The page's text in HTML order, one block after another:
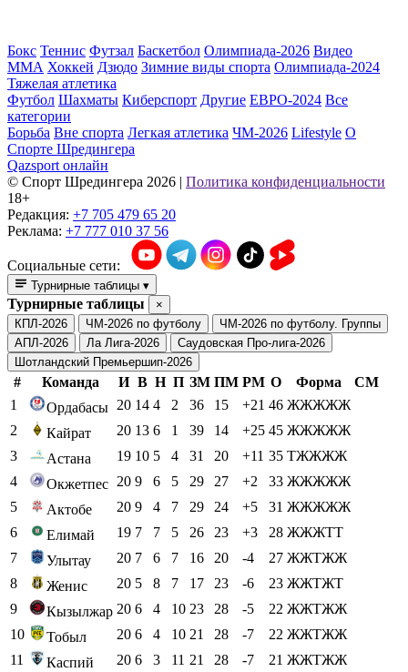
Бокс Теннис Футзал Баскетбол Олимпиада-2026 Видео
ММА Хоккей Дзюдо Зимние виды спорта Олимпиада-2024
Тяжелая атлетика
Футбол Шахматы Киберспорт Другие ЕВРО-2024 Все
категории
Борьба Вне спорта Легкая атлетика ЧМ-2026 Lifestyle О
Спорте Шредингера
Qazsport онлайн
© Cпорт Шредингера 2026 | Политика конфиденциальности
18+
Редакция: +7 705 479 65 20
Реклама: +7 777 010 37 56
Социальные сети:
Турнирные таблицы ▾
Турнирные таблицы
×
КПЛ-2026
ЧМ-2026 по футболу
ЧМ-2026 по футболу. Группы
АПЛ-2026
Ла Лига-2026
Саудовская Про-лига-2026
Шотландский Премьершип-2026
# Команда И В Н П ЗМ ПМ РМ О Форма
СМ
1
Ордабасы 20 14 4 2 36 15 +21 46 ЖЖЖЖЖ
2
Кайрат 20 13 6 1 39 14 +25 45 ЖЖЖЖЖ
3
Астана 19 10 5 4 31 20 +11 35 ТЖЖЖЖ
4
Окжетпес 20 9 6 5 29 27 +2 33 ЖЖЖЖЖ
5
Актобе 20 9 4 7 29 24 +5 31 ЖЖЖЖЖ
6
Елимай 19 7 7 5 26 23 +3 28 ЖЖЖТТ
7
Улытау 20 7 6 7 16 20 -4 27 ЖЖТЖЖ
8
Женис 20 5 8 7 17 23 -6 23 ЖЖТЖТ
9
Кызылжар 20 6 4 10 23 28 -5 22 ЖЖТЖЖ
10
Тобыл 20 6 4 10 21 28 -7 22 ЖЖТЖЖ
11
Каспий 20 6 3 11 21 28 -7 21 ЖЖТЖЖ